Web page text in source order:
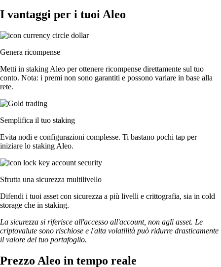
I vantaggi per i tuoi Aleo
Genera ricompense
Metti in staking Aleo per ottenere ricompense direttamente sul tuo
conto. Nota: i premi non sono garantiti e possono variare in base alla
rete.
Semplifica il tuo staking
Evita nodi e configurazioni complesse. Ti bastano pochi tap per
iniziare lo staking Aleo.
Sfrutta una sicurezza multilivello
Difendi i tuoi asset con sicurezza a più livelli e crittografia, sia in cold
storage che in staking.
La sicurezza si riferisce all'accesso all'account, non agli asset. Le
criptovalute sono rischiose e l'alta volatilità può ridurre drasticamente
il valore del tuo portafoglio.
Prezzo Aleo in tempo reale